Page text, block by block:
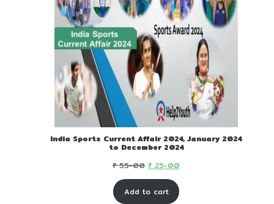
India Sports Current Affair 2024, January 2024
to December 2024
₹55-00 Original
price
was:
₹ 25-00Current
Add to cart